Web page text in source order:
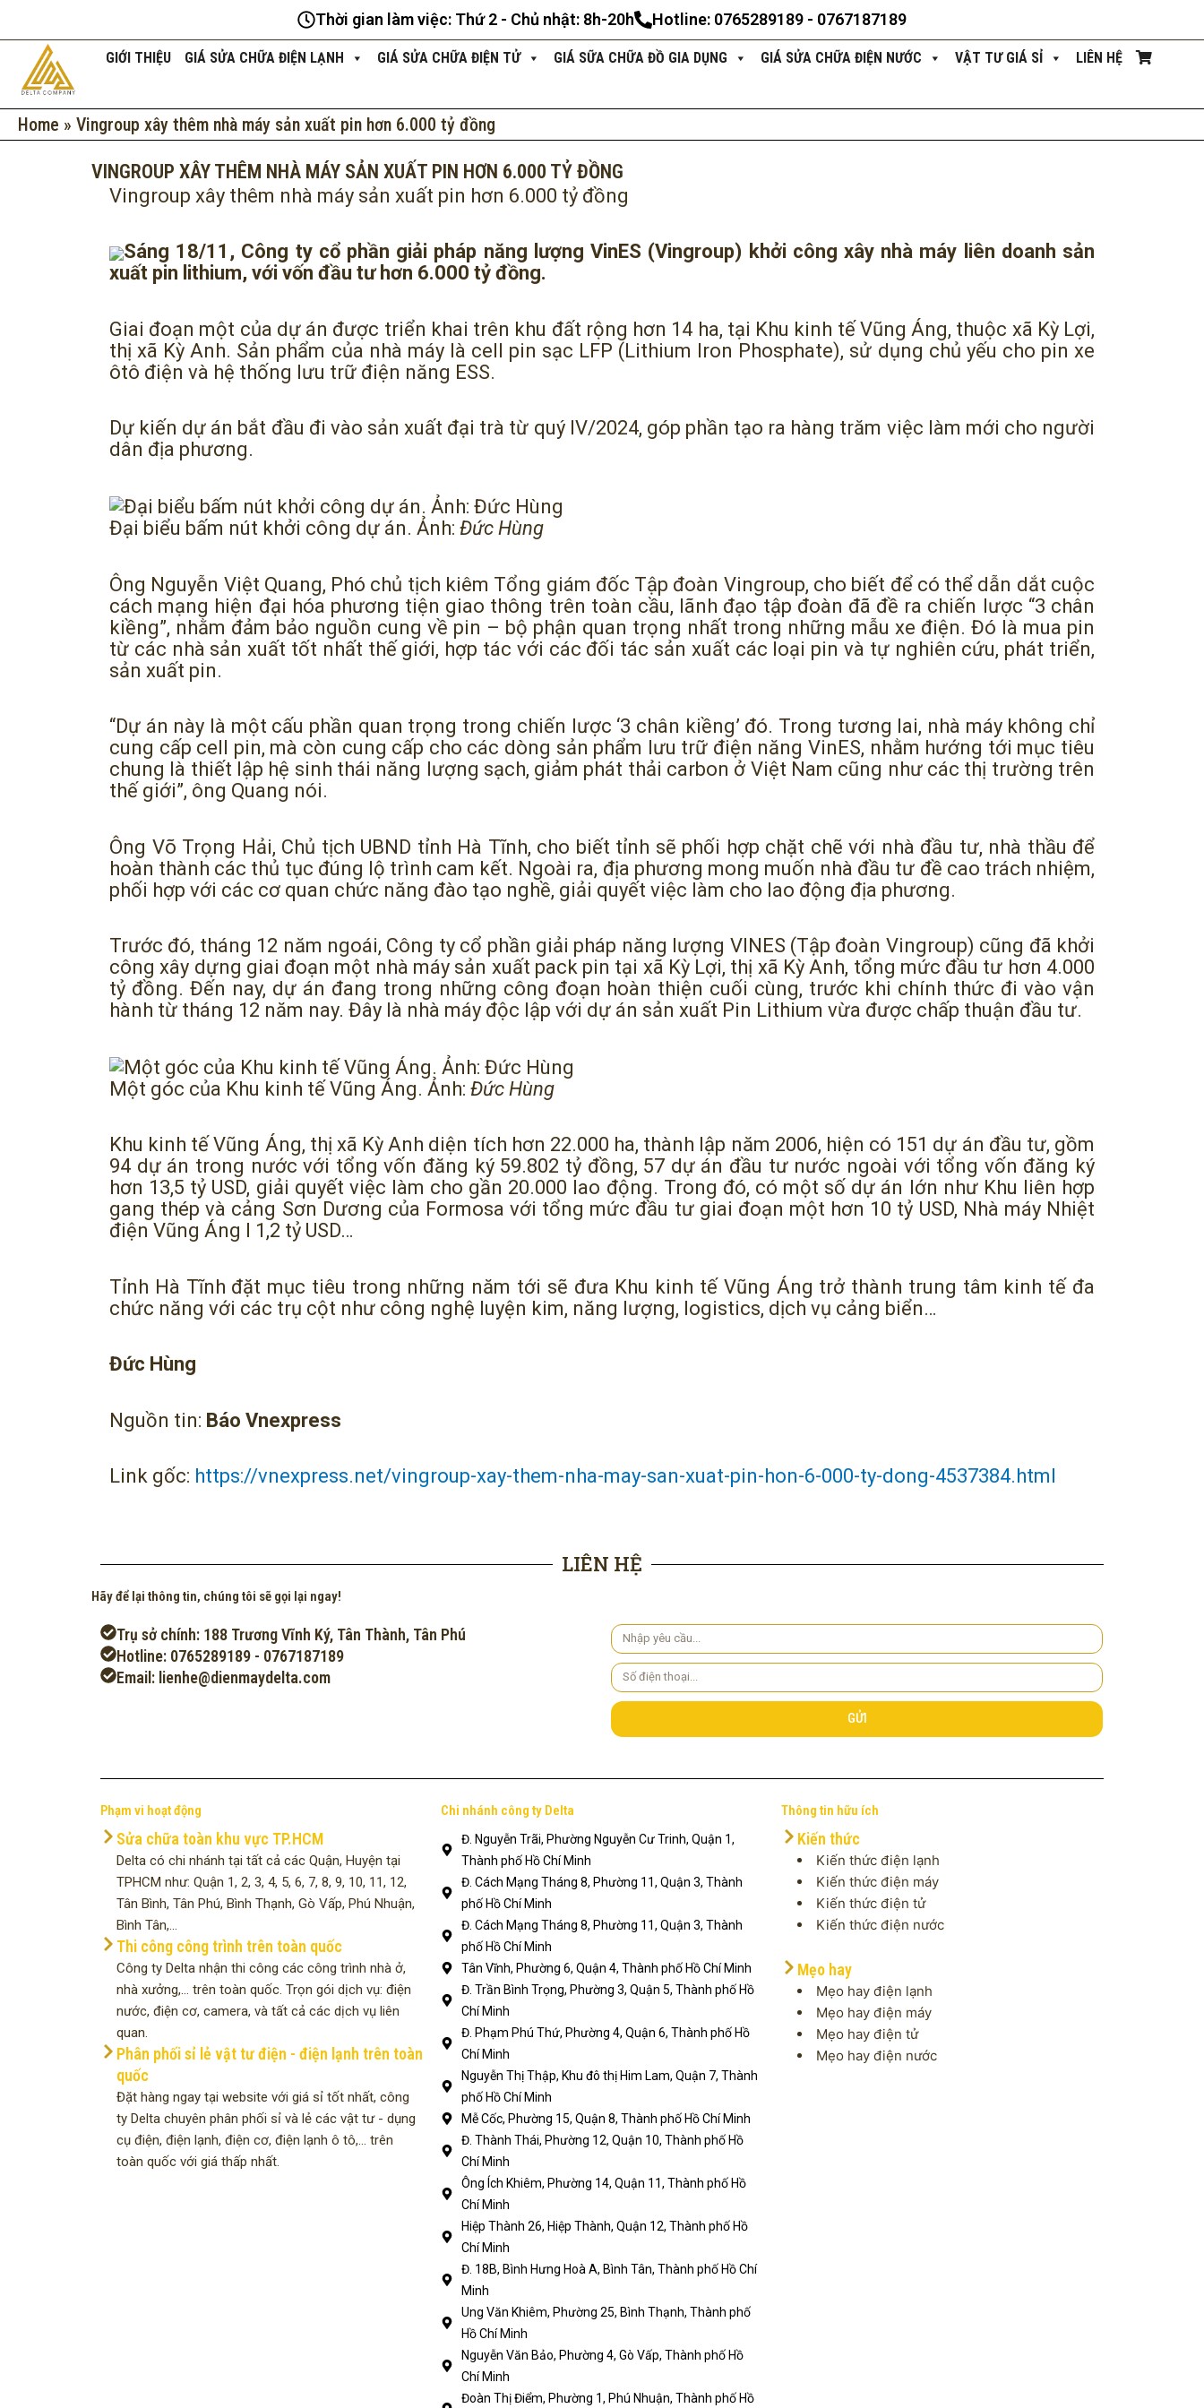
dung
Thời gian làm việc: Thứ 2 - Chủ nhật: 8h-20h Hotline: 0765289189 - 0767187189
GIỚI THIỆU GIÁ SỬA CHỮA ĐIỆN LẠNH GIÁ SỬA CHỮA ĐIỆN TỬ GIÁ SỮA CHỮA ĐỒ GIA DỤNG GIÁ SỬA CHỮA ĐIỆN NƯỚC VẬT TƯ GIÁ SỈ LIÊN HỆ
Home » Vingroup xây thêm nhà máy sản xuất pin hơn 6.000 tỷ đồng
VINGROUP XÂY THÊM NHÀ MÁY SẢN XUẤT PIN HƠN 6.000 TỶ ĐỒNG
Vingroup xây thêm nhà máy sản xuất pin hơn 6.000 tỷ đồng
Sáng 18/11, Công ty cổ phần giải pháp năng lượng VinES (Vingroup) khởi công xây nhà máy liên doanh sản
xuất pin lithium, với vốn đầu tư hơn 6.000 tỷ đồng.
Giai đoạn một của dự án được triển khai trên khu đất rộng hơn 14 ha, tại Khu kinh tế Vũng Áng, thuộc xã Kỳ Lợi,
thị xã Kỳ Anh. Sản phẩm của nhà máy là cell pin sạc LFP (Lithium Iron Phosphate), sử dụng chủ yếu cho pin xe
ôtô điện và hệ thống lưu trữ điện năng ESS.
Dự kiến dự án bắt đầu đi vào sản xuất đại trà từ quý IV/2024, góp phần tạo ra hàng trăm việc làm mới cho người
dân địa phương.
Đại biểu bấm nút khởi công dự án. Ảnh: Đức Hùng
Ông Nguyễn Việt Quang, Phó chủ tịch kiêm Tổng giám đốc Tập đoàn Vingroup, cho biết để có thể dẫn dắt cuộc
cách mạng hiện đại hóa phương tiện giao thông trên toàn cầu, lãnh đạo tập đoàn đã đề ra chiến lược “3 chân
kiềng”, nhằm đảm bảo nguồn cung về pin – bộ phận quan trọng nhất trong những mẫu xe điện. Đó là mua pin
từ các nhà sản xuất tốt nhất thế giới, hợp tác với các đối tác sản xuất các loại pin và tự nghiên cứu, phát triển,
sản xuất pin.
“Dự án này là một cấu phần quan trọng trong chiến lược ‘3 chân kiềng’ đó. Trong tương lai, nhà máy không chỉ
cung cấp cell pin, mà còn cung cấp cho các dòng sản phẩm lưu trữ điện năng VinES, nhằm hướng tới mục tiêu
chung là thiết lập hệ sinh thái năng lượng sạch, giảm phát thải carbon ở Việt Nam cũng như các thị trường trên
thế giới”, ông Quang nói.
Ông Võ Trọng Hải, Chủ tịch UBND tỉnh Hà Tĩnh, cho biết tỉnh sẽ phối hợp chặt chẽ với nhà đầu tư, nhà thầu để
hoàn thành các thủ tục đúng lộ trình cam kết. Ngoài ra, địa phương mong muốn nhà đầu tư đề cao trách nhiệm,
phối hợp với các cơ quan chức năng đào tạo nghề, giải quyết việc làm cho lao động địa phương.
Trước đó, tháng 12 năm ngoái, Công ty cổ phần giải pháp năng lượng VINES (Tập đoàn Vingroup) cũng đã khởi
công xây dựng giai đoạn một nhà máy sản xuất pack pin tại xã Kỳ Lợi, thị xã Kỳ Anh, tổng mức đầu tư hơn 4.000
tỷ đồng. Đến nay, dự án đang trong những công đoạn hoàn thiện cuối cùng, trước khi chính thức đi vào vận
hành từ tháng 12 năm nay. Đây là nhà máy độc lập với dự án sản xuất Pin Lithium vừa được chấp thuận đầu tư.
Một góc của Khu kinh tế Vũng Áng. Ảnh: Đức Hùng
Khu kinh tế Vũng Áng, thị xã Kỳ Anh diện tích hơn 22.000 ha, thành lập năm 2006, hiện có 151 dự án đầu tư, gồm
94 dự án trong nước với tổng vốn đăng ký 59.802 tỷ đồng, 57 dự án đầu tư nước ngoài với tổng vốn đăng ký
hơn 13,5 tỷ USD, giải quyết việc làm cho gần 20.000 lao động. Trong đó, có một số dự án lớn như Khu liên hợp
gang thép và cảng Sơn Dương của Formosa với tổng mức đầu tư giai đoạn một hơn 10 tỷ USD, Nhà máy Nhiệt
điện Vũng Áng I 1,2 tỷ USD…
Tỉnh Hà Tĩnh đặt mục tiêu trong những năm tới sẽ đưa Khu kinh tế Vũng Áng trở thành trung tâm kinh tế đa
chức năng với các trụ cột như công nghệ luyện kim, năng lượng, logistics, dịch vụ cảng biển…
Đức Hùng
Nguồn tin: Báo Vnexpress
Link gốc: https://vnexpress.net/vingroup-xay-them-nha-may-san-xuat-pin-hon-6-000-ty-dong-4537384.html
LIÊN HỆ
Hãy để lại thông tin, chúng tôi sẽ gọi lại ngay!
Trụ sở chính: 188 Trương Vĩnh Ký, Tân Thành, Tân Phú
Hotline: 0765289189 - 0767187189
Email: lienhe@dienmaydelta.com
Yêu
cầu
Số
điện
thoại
GỬI
Phạm vi hoạt động
Sửa chữa toàn khu vực TP.HCM
Delta có chi nhánh tại tất cả các Quận, Huyện tại
TPHCM như: Quận 1, 2, 3, 4, 5, 6, 7, 8, 9, 10, 11, 12,
Tân Bình, Tân Phú, Bình Thạnh, Gò Vấp, Phú Nhuận,
Bình Tân,...
Thi công công trình trên toàn quốc
Công ty Delta nhận thi công các công trình nhà ở,
nhà xưởng,... trên toàn quốc. Trọn gói dịch vụ: điện
nước, điện cơ, camera, và tất cả các dịch vụ liên
quan.
Phân phối sỉ lẻ vật tư điện - điện lạnh trên toàn
quốc
Đặt hàng ngay tại website với giá sỉ tốt nhất, công
ty Delta chuyên phân phối sỉ và lẻ các vật tư - dụng
cụ điện, điện lạnh, điện cơ, điện lạnh ô tô,... trên
toàn quốc với giá thấp nhất.
Chi nhánh công ty Delta
Đ. Nguyễn Trãi, Phường Nguyễn Cư Trinh, Quận 1,
Thành phố Hồ Chí Minh
Đ. Cách Mạng Tháng 8, Phường 11, Quận 3, Thành
phố Hồ Chí Minh
Đ. Cách Mạng Tháng 8, Phường 11, Quận 3, Thành
phố Hồ Chí Minh
Tân Vĩnh, Phường 6, Quận 4, Thành phố Hồ Chí Minh
Đ. Trần Bình Trọng, Phường 3, Quận 5, Thành phố Hồ
Chí Minh
Đ. Phạm Phú Thứ, Phường 4, Quận 6, Thành phố Hồ
Chí Minh
Nguyễn Thị Thập, Khu đô thị Him Lam, Quận 7, Thành
phố Hồ Chí Minh
Mễ Cốc, Phường 15, Quận 8, Thành phố Hồ Chí Minh
Đ. Thành Thái, Phường 12, Quận 10, Thành phố Hồ
Chí Minh
Ông Ích Khiêm, Phường 14, Quận 11, Thành phố Hồ
Chí Minh
Hiệp Thành 26, Hiệp Thành, Quận 12, Thành phố Hồ
Chí Minh
Đ. 18B, Bình Hưng Hoà A, Bình Tân, Thành phố Hồ Chí
Minh
Ung Văn Khiêm, Phường 25, Bình Thạnh, Thành phố
Hồ Chí Minh
Nguyễn Văn Bảo, Phường 4, Gò Vấp, Thành phố Hồ
Chí Minh
Đoàn Thị Điểm, Phường 1, Phú Nhuận, Thành phố Hồ
Thông tin hữu ích
Kiến thức
Kiến thức điện lạnh
Kiến thức điện máy
Kiến thức điện tử
Kiến thức điện nước
Mẹo hay
Mẹo hay điện lạnh
Mẹo hay điện máy
Mẹo hay điện tử
Mẹo hay điện nước